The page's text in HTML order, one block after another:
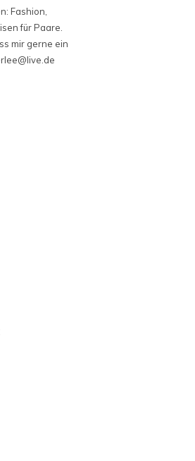
Fashion,
für Paare.
mir gerne ein